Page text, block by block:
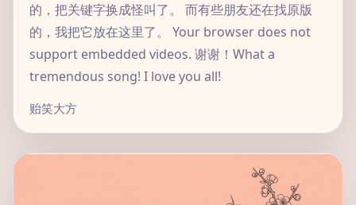
的，把关键字换成怪叫了。 而有些朋友还在找原版
的，我把它放在这里了。 Your browser does not
support embedded videos. 谢谢！What a
tremendous song! I love you all!
贻笑大方